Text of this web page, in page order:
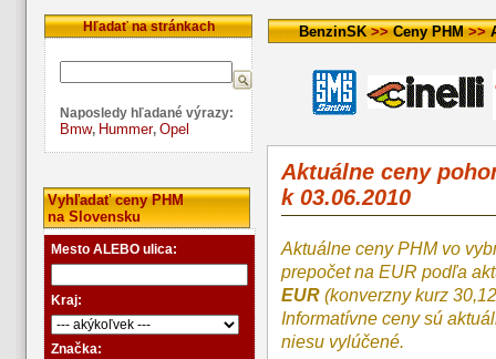
Hľadať na stránkach
Naposledy hľadané výrazy:
Bmw, Hummer, Opel
Vyhľadať ceny PHM
na Slovensku
Mesto ALEBO ulica:
Kraj:
Značka:
BenzinSK>>Ceny PHM>>
Aktuálne ceny
k 03.06.2010
Aktuálne ceny PHM vo
prepočet na EUR podľa
EUR (konverzny kurz
Informatívne ceny sú
niesu vylúčené.